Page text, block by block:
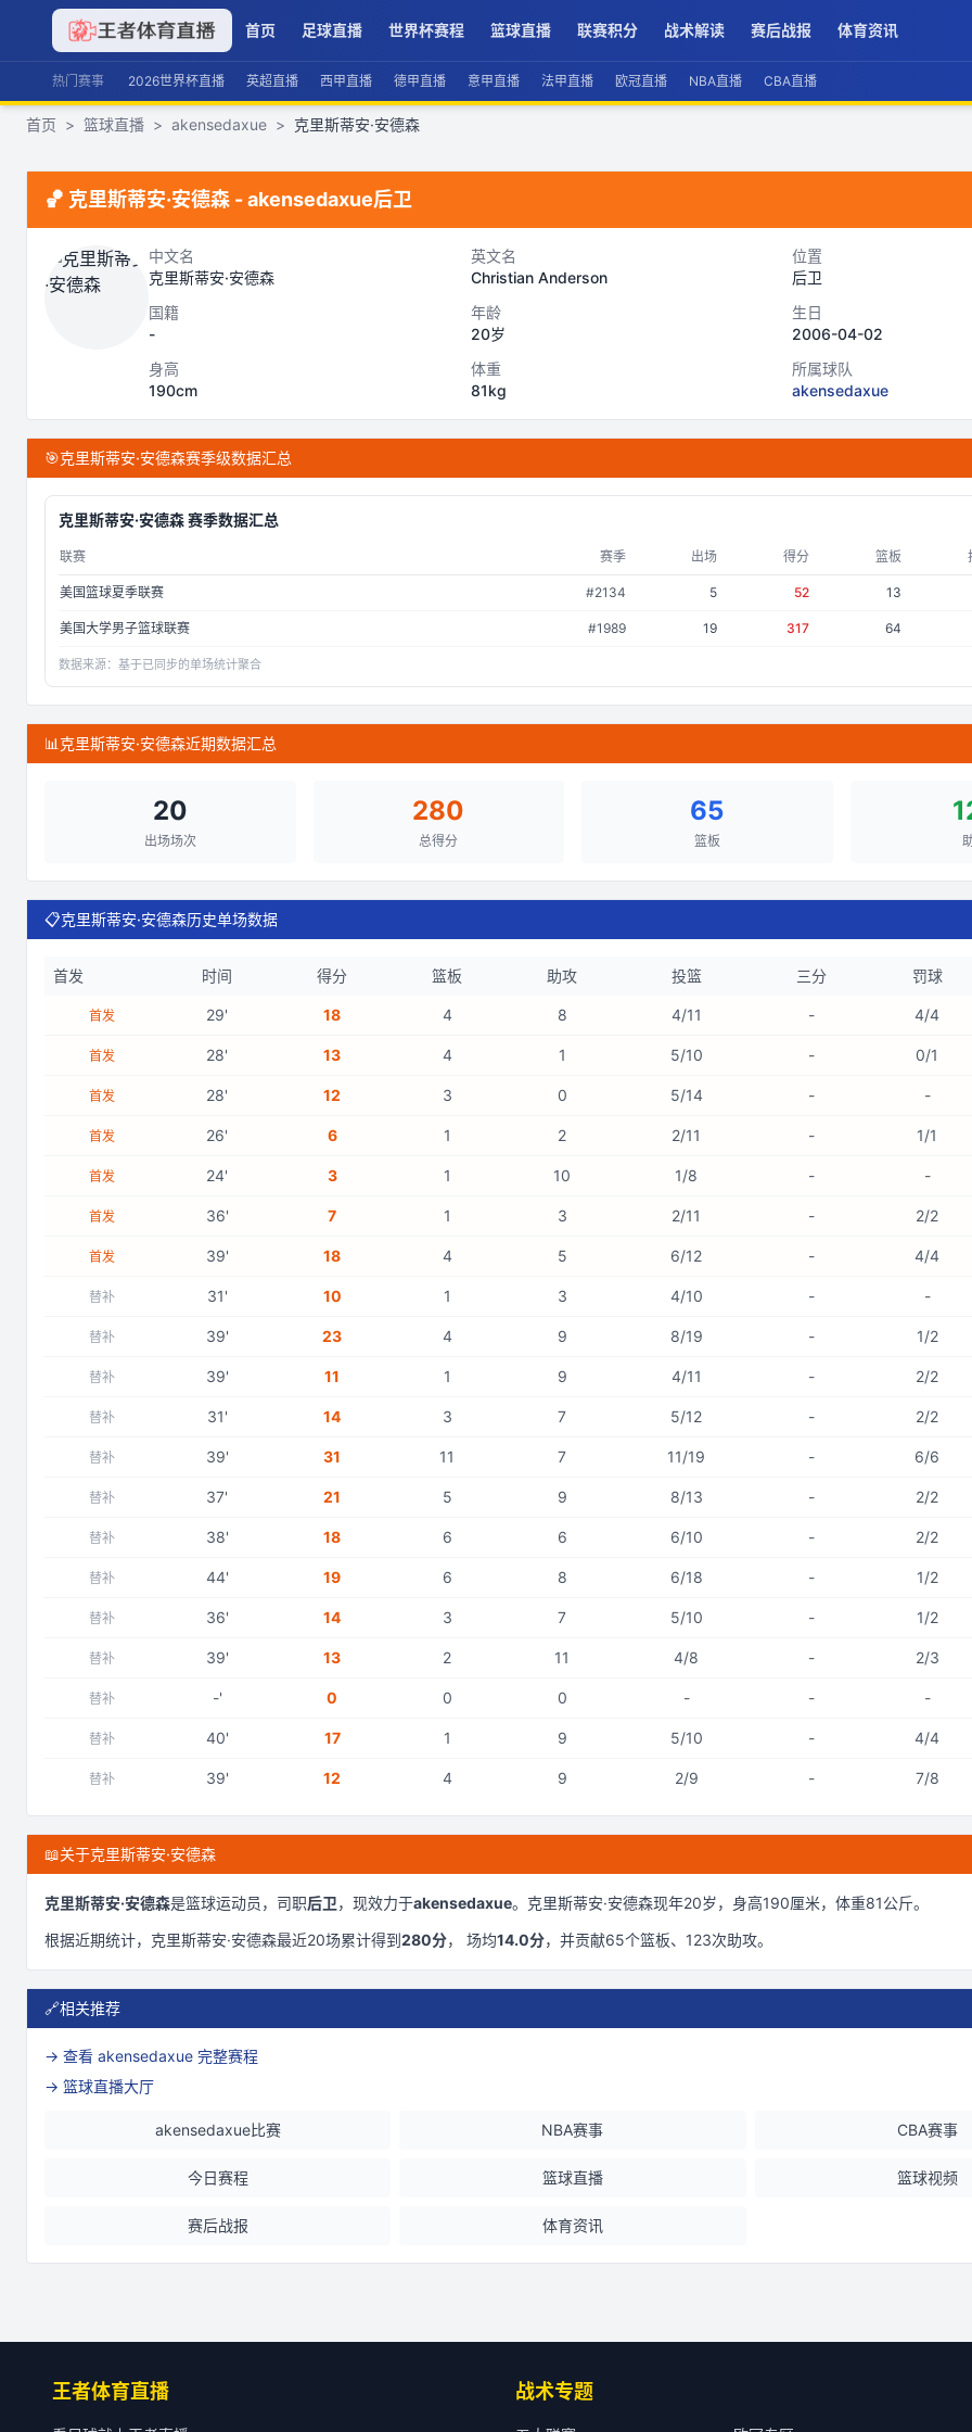
首页 足球直播 世界杯赛程 篮球直播 联赛积分 战术解读 赛后战报 体育资讯
热门赛事 2026世界杯直播 英超直播 西甲直播 德甲直播 意甲直播 法甲直播 欧冠直播 NBA直播 CBA直播
首页 > 篮球直播 > akensedaxue > 克里斯蒂安·安德森
🏀 克里斯蒂安·安德森 -akensedaxue后卫
中文名
克里斯蒂安·安德森
英文名
Christian Anderson
位置
后卫
国籍
-
年龄
20岁
生日
2006-04-02
身高
190cm
体重
81kg
所属球队
akensedaxue
🎯克里斯蒂安·安德森赛季级数据汇总
克里斯蒂安·安德森赛季数据汇总
联赛 赛季 出场 得分 篮板
美国篮球夏季联赛 #2134 5 52 13
美国大学男子篮球联赛 #1989 19 317 64
数据来源： 基于已同步的单场统计聚合
📊 克里斯蒂安·安德森近期数据汇总
20
出场场次
280
总得分
65
篮板
📋克里斯蒂安·安德森历史单场数据
首发 时间 得分 篮板 助攻 投篮 三分 罚球
首发 29' 18 4 8 4/11 - 4/4
首发 28' 13 4 1 5/10 - 0/1
首发 28' 12 3 0 5/14 - -
首发 26' 6 1 2 2/11 - 1/1
首发 24' 3 1 10 1/8 - -
首发 36' 7 1 3 2/11 - 2/2
首发 39' 18 4 5 6/12 - 4/4
替补 31' 10 1 3 4/10 - -
替补 39' 23 4 9 8/19 - 1/2
替补 39' 11 1 9 4/11 - 2/2
替补 31' 14 3 7 5/12 - 2/2
替补 39' 31 11 7 11/19 - 6/6
替补 37' 21 5 9 8/13 - 2/2
替补 38' 18 6 6 6/10 - 2/2
替补 44' 19 6 8 6/18 - 1/2
替补 36' 14 3 7 5/10 - 1/2
替补 39' 13 2 11 4/8 - 2/3
替补 -' 0 0 0 - - -
替补 40' 17 1 9 5/10 - 4/4
替补 39' 12 4 9 2/9 - 7/8
📖关于克里斯蒂安·安德森
克里斯蒂安·安德森是篮球运动员，司职后卫，现效力于akensedaxue。 克里斯蒂安·安德森现年20岁，身高190厘米，体重81公斤。
根据近期统计， 克里斯蒂安·安德森最近20场累计得到280分， 场均14.0分，并贡献65个篮板、 123次助攻。
🔗相关推荐
→ 查看 akensedaxue 完整赛程
→ 篮球直播大厅
akensedaxue比赛 NBA赛事 CBA赛事
今日赛程 篮球直播 篮球视频
赛后战报 体育资讯
王者体育直播 战术专题